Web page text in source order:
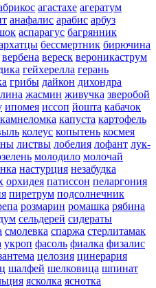
агастахе агератум
анафалис арабис арбуз
аспарагус багрянник
бессмертник бирючина
вербена вереск вероникаструм
гейхерелла герань
грибы дайкон дихондра
жасмин живучка зверобой
ипомея иссоп йошта кабачок
камнеломка капуста картофель
колеус копытень космея
листвы лобелия лофант лук-
молодило молочай
настурция незабудка
орхидея патиссон пеларгония
пиретрум подсолнечник
розмарин ромашка рябина
сельдерей сидераты
смолевка спаржа стерлитамак
укроп фасоль фиалка физалис
целозия цинерария
шалфей шелковица шпинат
ясколка яснотка